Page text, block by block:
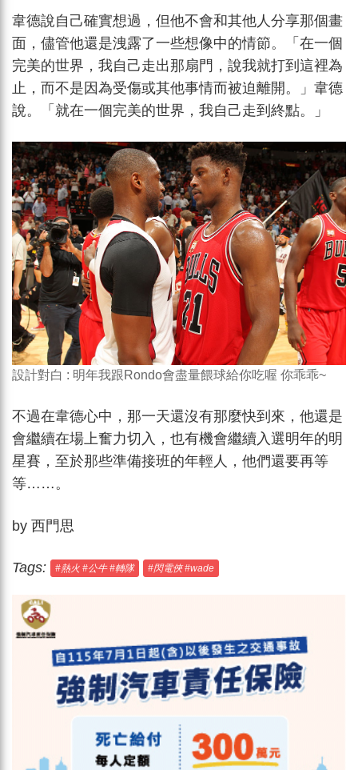
韋德說自己確實想過，但他不會和其他人分享那個畫
面，儘管他還是洩露了一些想像中的情節。「在一個
完美的世界，我自己走出那扇門，說我就打到這裡為
止，而不是因為受傷或其他事情而被迫離開。」韋德
說。「就在一個完美的世界，我自己走到終點。」
設計對白 : 明年我跟Rondo會盡量餵球給你吃喔 你乖乖~
不過在韋德心中，那一天還沒有那麼快到來，他還是
會繼續在場上奮力切入，也有機會繼續入選明年的明
星賽，至於那些準備接班的年輕人，他們還要再等
等……。
by 西門思
Tags: #熱火 #公牛 #轉隊 #閃電俠 #wade